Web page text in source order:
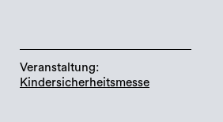
Veranstaltung:
Kindersicherheitsmesse